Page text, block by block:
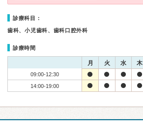
診療科目：
歯科、小児歯科、歯科口腔外科
診療時間
月 火 水 木
09:00-12:30
14:00-19:00